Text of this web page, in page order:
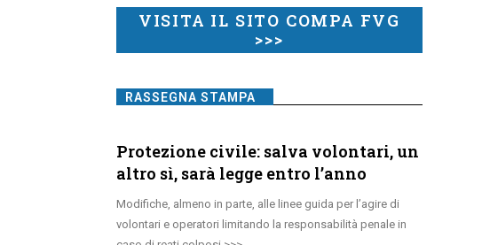
VISITA IL SITO COMPA FVG
>>>
RASSEGNA STAMPA
Protezione civile: salva volontari, un
altro sì, sarà legge entro l’anno
Modifiche, almeno in parte, alle linee guida per l’agire di
volontari e operatori limitando la responsabilità penale in